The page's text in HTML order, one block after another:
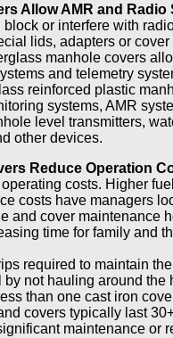
Allow AMR and
or interfere with
lids, adapters or
manhole covers
and telemetry
reinforced plastic
systems, AMR
level transmitters,
other devices.
Reduce Operation
costs. Higher
costs have managers
and cover maintenance
time for family and
required to maintain
not hauling around
than one cast iron
covers typically last
maintenance or